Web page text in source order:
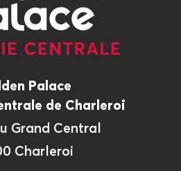
Palace
de Charleroi
Grand Central
Charleroi